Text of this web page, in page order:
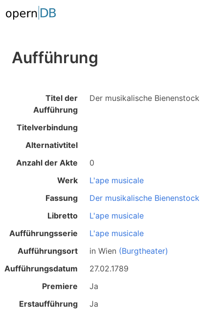
Aufführung
Titel der
Aufführung
Der musikalische Bienenstock
Titelverbindung
Alternativtitel
Anzahl der Akte
0
Werk
L'ape musicale
Fassung
Der musikalische Bienenstock
Libretto
L'ape musicale
Aufführungsserie
L'ape musicale
Aufführungsort
inWien (Burgtheater)
Aufführungsdatum
27.02.1789
Premiere
Ja
Erstaufführung
Ja